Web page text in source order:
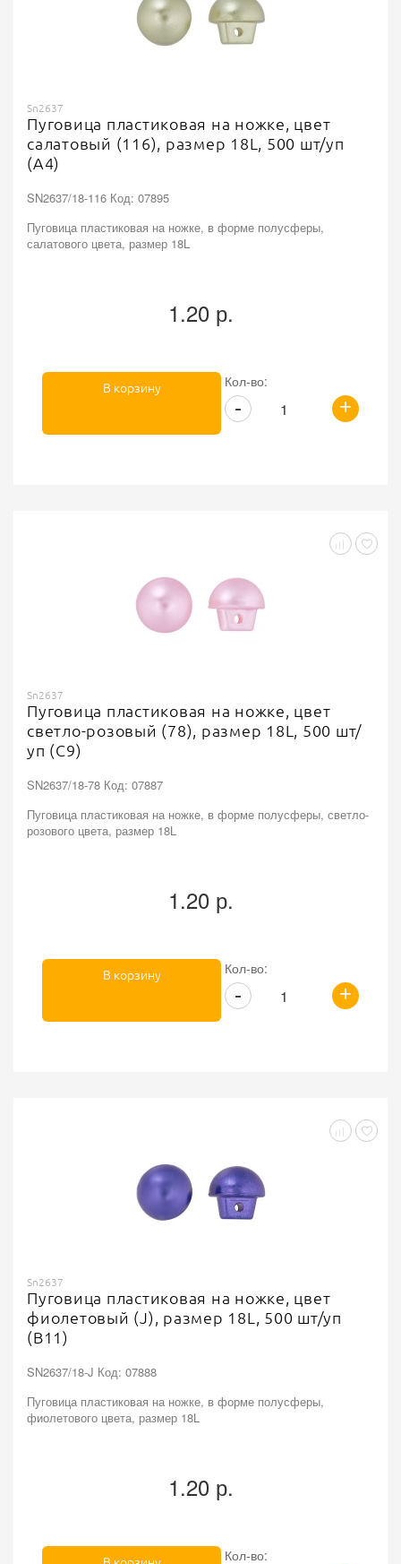
Sn2637
Пуговица пластиковая на ножке, цвет
салатовый (116), размер 18L, 500 шт/уп
(А4)
SN2637/18-116 Код: 07895
Пуговица пластиковая на ножке, в форме полусферы,
салатового цвета, размер 18L
1.20 р.
Кол-во:
+
-
В корзину
Sn2637
Пуговица пластиковая на ножке, цвет
светло-розовый (78), размер 18L, 500 шт/
уп (C9)
SN2637/18-78 Код: 07887
Пуговица пластиковая на ножке, в форме полусферы, светло-
розового цвета, размер 18L
1.20 р.
Кол-во:
+
-
В корзину
Sn2637
Пуговица пластиковая на ножке, цвет
фиолетовый (J), размер 18L, 500 шт/уп
(B11)
SN2637/18-J Код: 07888
Пуговица пластиковая на ножке, в форме полусферы,
фиолетового цвета, размер 18L
1.20 р.
Кол-во: